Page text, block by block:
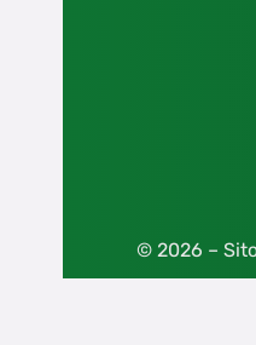
© 2026 –